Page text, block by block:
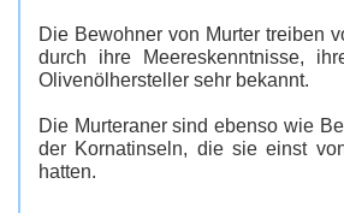
Die Bewohner von Murter treiben
durch ihre Meereskenntnisse,
Olivenölhersteller sehr bekannt.
Die Murteraner sind ebenso wie
der Kornatinseln, die sie einst
hatten.